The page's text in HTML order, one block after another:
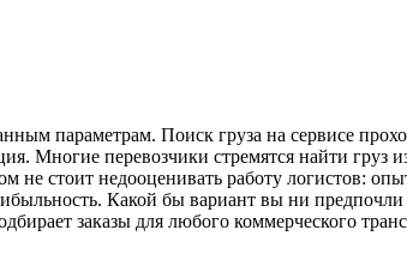
параметрам. Поиск груза на сервисе
Многие перевозчики стремятся найти
не стоит недооценивать работу логистов:
Какой бы вариант вы ни
заказы для любого коммерческого